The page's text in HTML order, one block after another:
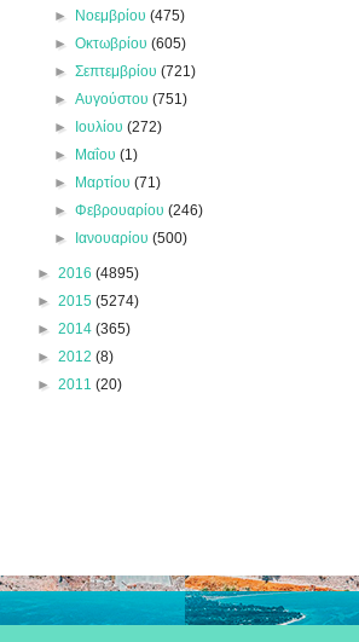
► Νοεμβρίου(475)
►Οκτωβρίου(605)
►Σεπτεμβρίου(721)
►Αυγούστου(751)
► Ιουλίου(272)
► Μαΐου(1)
► Μαρτίου(71)
►Φεβρουαρίου(246)
► Ιανουαρίου(500)
► 2016 (4895)
► 2015 (5274)
► 2014 (365)
► 2012 (8)
► 2011 (20)